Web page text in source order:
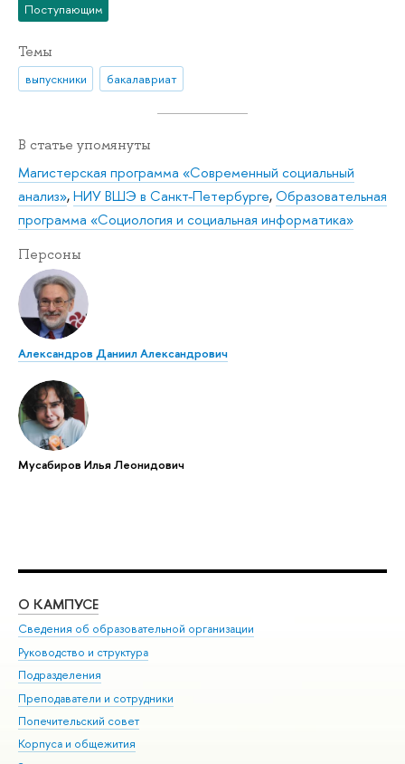
Поступающим
Темы
выпускники бакалавриат
В статье упомянуты
Магистерская программа «Современный социальный
анализ»,НИУ ВШЭ в Санкт-Петербурге,Образовательная
программа «Социология и социальная информатика»
Персоны
Александров Даниил Александрович
Мусабиров Илья Леонидович
О КАМПУСЕ
Сведения об образовательной организации
Руководство и структура
Подразделения
Преподаватели и сотрудники
Попечительский совет
Корпуса и общежития